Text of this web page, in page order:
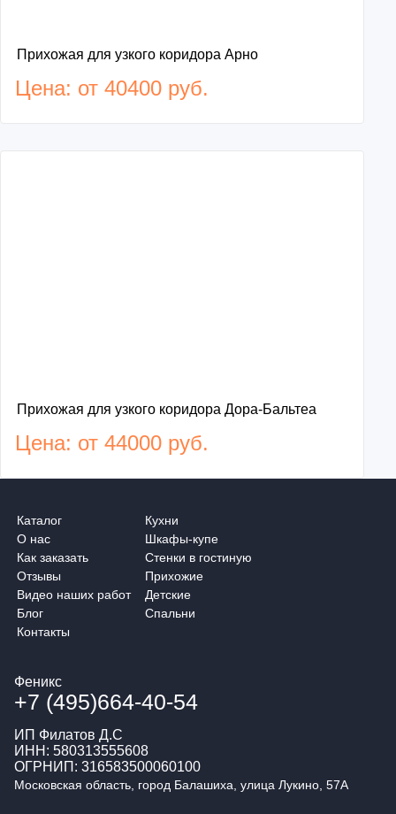
Прихожая для узкого коридора Арно
Цена: от 40400 руб.
Прихожая для узкого коридора Дора-Бальтеа
Цена: от 44000 руб.
Каталог
О нас
Как заказать
Отзывы
Видео наших работ
Блог
Контакты
Кухни
Шкафы-купе
Стенки в гостиную
Прихожие
Детские
Спальни
Феникс
+7 (495)664-40-54
ИП Филатов Д.С
ИНН: 580313555608
ОГРНИП: 316583500060100
Московская область, город Балашиха, улица Лукино, 57А